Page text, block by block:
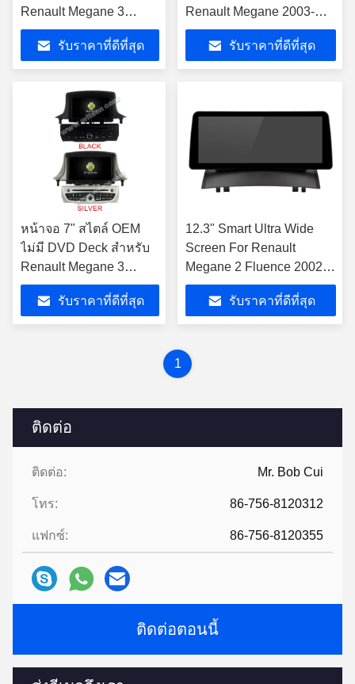
ติดต่อ
ติดต่อ: Mr. Bob Cui
โทร: 86-756-8120312
แฟกซ์: 86-756-8120355
ติดต่อตอนนี้
Renault Megane 3
Fluence Samsung SM3
2008- 2014 Android รถผู้
เล่น
รับราคาที่ดีที่สุด
Renault Megane 2003-
2008 Android Car DVD
GPS Playerรับราคาที่ดีที่สุด
หน้าจอ 7" สไตล์ OEM
ไม่มี DVD Deck สําหรับ
Renault Megane 3
Fluence Samsung SM3
2008-2014 เครื่องเสียงส
เตเรียรถ
รับราคาที่ดีที่สุด
12.3" Smart Ultra Wide
Screen For Renault
Megane 2 Fluence 2002-
2008 เครื่องเล่นสเตเรีย
รถยนต์
รับราคาที่ดีที่สุด
1